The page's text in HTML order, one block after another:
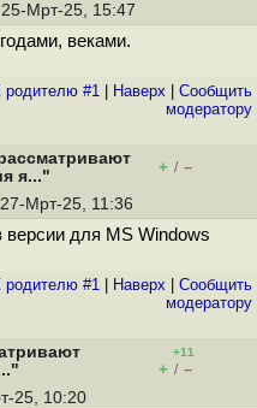
Мрт-25, 15:47
веками.
родителю #1 Наверх
Cообщить
модератору
я..."
+ / –
Мрт-25, 11:36
для MS Windows
родителю #1 Наверх
Cообщить
модератору
+11
+ / –
25, 10:20